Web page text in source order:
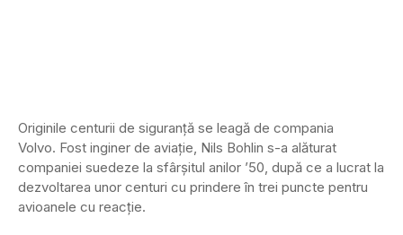
Originile centurii de siguranță se leagă de compania
Volvo. Fost inginer de aviație, Nils Bohlin s-a alăturat
companiei suedeze la sfârșitul anilor ’50, după ce a lucrat la
dezvoltarea unor centuri cu prindere în trei puncte pentru
avioanele cu reacție.